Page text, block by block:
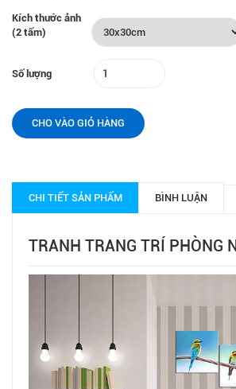
Kích thước ảnh
(2 tấm)
Số lượng
CHO VÀO GIỎ HÀNG
CHI TIẾT SẢN PHẨM BÌNH LUẬN
TRANH TRANG TRÍ PHÒNG